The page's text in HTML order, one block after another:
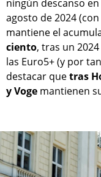
ningún descanso
agosto de 2024
mantiene el
ciento, tras un
las Euro5+ (y por
destacar quetras
y Voge mantienen